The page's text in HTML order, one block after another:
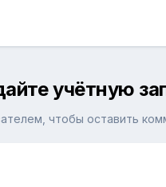
учётную
чтобы оставить